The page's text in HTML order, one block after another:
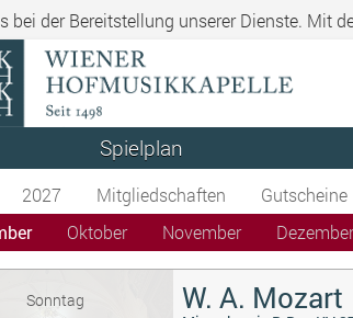
bei der Bereitstellung unserer Dienste. Mit
Spielplan
2027 Mitgliedschaften
Gutscheine
Oktober November Dezember
Sonntag W. A. Mozart